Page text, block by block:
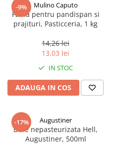
-9% Mulino Caputo
Faina pentru pandispan si
prajituri, Pasticceria, 1 kg
14,26 lei
13,03 lei
IN STOC
ADAUGA IN COS
-17% Augustiner
Bere nepasteurizata Hell,
Augustiner, 500ml